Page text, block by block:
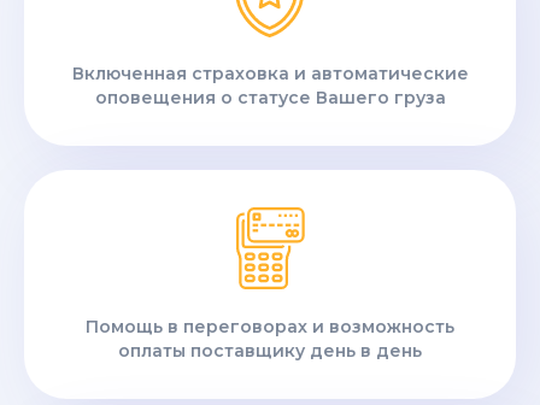
Включенная страховка и автоматические
оповещения о статусе Вашего груза
Помощь в переговорах и возможность
оплаты поставщику день в день